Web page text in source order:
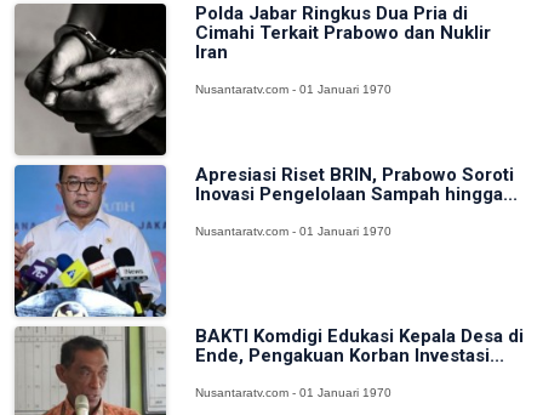
Polda Jabar Ringkus Dua Pria di
Cimahi Terkait Prabowo dan Nuklir
Iran
Nusantaratv.com - 01 Januari 1970
Apresiasi Riset BRIN, Prabowo Soroti
Inovasi Pengelolaan Sampah hingga...
Nusantaratv.com - 01 Januari 1970
BAKTI Komdigi Edukasi Kepala Desa di
Ende, Pengakuan Korban Investasi...
Nusantaratv.com - 01 Januari 1970